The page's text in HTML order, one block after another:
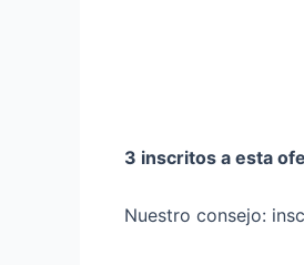
3 inscritos a esta
Nuestro consejo: